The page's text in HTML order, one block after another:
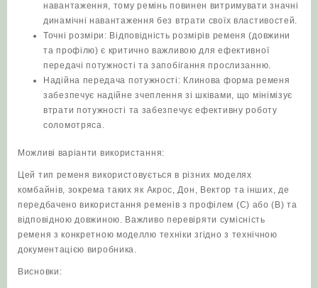
навантаження, тому ремінь повинен витримувати значні
динамічні навантаження без втрати своїх властивостей.
Точні розміри: Відповідність розмірів ременя (довжини
та профілю) є критично важливою для ефективної
передачі потужності та запобігання прослизанню.
Надійна передача потужності: Клинова форма ременя
забезпечує надійне зчеплення зі шківами, що мінімізує
втрати потужності та забезпечує ефективну роботу
соломотряса.
Можливі варіанти використання:
Цей тип ременя використовується в різних моделях
комбайнів, зокрема таких як Акрос, Дон, Вектор та інших, де
передбачено використання ременів з профілем (С) або (В) та
відповідною довжиною. Важливо перевіряти сумісність
ременя з конкретною моделлю техніки згідно з технічною
документацією виробника.
Висновки: